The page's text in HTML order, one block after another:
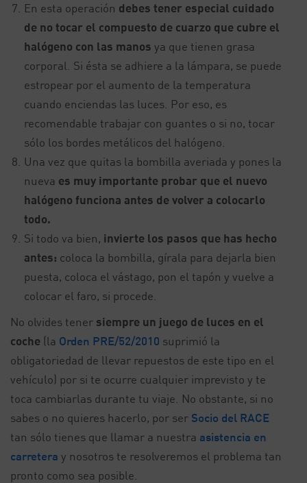
En esta operación debes tener especial cuidado
de no tocar el compuesto de cuarzo que cubre el
halógeno con las manos ya que tienen grasa
corporal. Si ésta se adhiere a la lámpara, se puede
estropear por el aumento de la temperatura
cuando enciendas las luces. Por eso, es
recomendable trabajar con guantes o si no, tocar
sólo los bordes metálicos del halógeno.
Una vez que quitas la bombilla averiada y pones la
nueva es muy importante probar que el nuevo
halógeno funciona antes de volver a colocarlo
todo.
Si todo va bien, invierte los pasos que has hecho
antes: coloca la bombilla, gírala para dejarla bien
puesta, coloca el vástago, pon el tapón y vuelve a
colocar el faro, si procede.
No olvides tener siempre un juego de luces en el
coche (la Orden PRE/52/2010 suprimió la
obligatoriedad de llevar repuestos de este tipo en el
vehículo) por si te ocurre cualquier imprevisto y te
toca cambiarlas durante tu viaje. No obstante, si no
sabes o no quieres hacerlo, por ser Socio del RACE
tan sólo tienes que llamar a nuestra asistencia en
carretera y nosotros te resolveremos el problema tan
pronto como sea posible.